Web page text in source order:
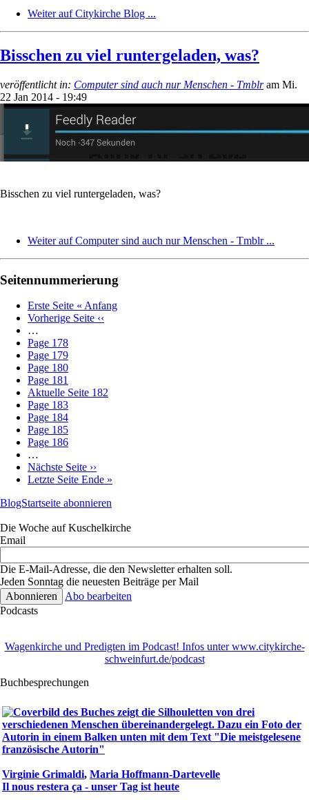
Weiter auf Citykirche Blog ...
Bisschen zu viel runtergeladen, was?
veröffentlicht in: Computer sind auch nur Menschen - Tmblram Mi.
22 Jan 2014 - 19:49
Bisschen zu viel runtergeladen, was?
Weiter auf Computer sind auch nur Menschen - Tmblr ...
Seitennummerierung
Erste Seite « Anfang
Vorherige Seite ‹‹
…
Page 178
Page 179
Page 180
Page 181
Aktuelle Seite 182
Page 183
Page 184
Page 185
Page 186
…
Nächste Seite ››
Letzte Seite Ende »
BlogStartseite abonnieren
Die Woche auf Kuschelkirche
Email
Die E-Mail-Adresse, die den Newsletter erhalten soll.
Jeden Sonntag die neuesten Beiträge per Mail
Abo bearbeiten
Podcasts
Wagenkirche und Predigten im Podcast! Infos unter www.citykirche-
schweinfurt.de/podcast
Buchbesprechungen
Virginie Grimaldi, Maria Hoffmann-Dartevelle
Il nous restera ça - unser Tag ist heute